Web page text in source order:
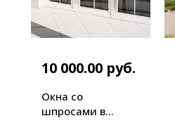
10 000.00 руб.
Окна со
шпросами в